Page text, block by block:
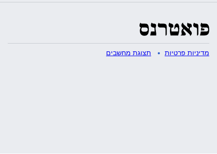
מדיניות פרטיות תצוגת מחשבים